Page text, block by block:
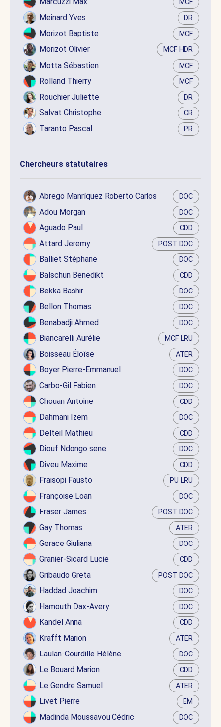
Marcuzzi Max MCF
Meinard Yves DR
Morizot Baptiste MCF
Morizot Olivier MCF HDR
Motta Sébastien MCF
Rolland Thierry MCF
Rouchier Juliette DR
Salvat Christophe CR
Taranto Pascal PR
Chercheurs statutaires
Abrego Manríquez Roberto Carlos DOC
Adou Morgan DOC
Aguado Paul CDD
Attard Jeremy POST DOC
Balliet Stéphane DOC
Balschun Benedikt CDD
Bekka Bashir DOC
Bellon Thomas DOC
Benabadji Ahmed DOC
Biancarelli Aurélie MCF LRU
Boisseau Éloïse ATER
Boyer Pierre-Emmanuel DOC
Carbo-Gil Fabien DOC
Chouan Antoine CDD
Dahmani Izem DOC
Delteil Mathieu CDD
Diouf Ndongo sene DOC
Diveu Maxime CDD
Fraisopi Fausto PU LRU
Françoise Loan DOC
Fraser James POST DOC
Gay Thomas ATER
Gerace Giuliana DOC
Granier-Sicard Lucie CDD
Gribaudo Greta POST DOC
Haddad Joachim DOC
Hamouth Dax-Avery DOC
Kandel Anna CDD
Krafft Marion ATER
Laulan-Courdille Hélène DOC
Le Bouard Marion CDD
Le Gendre Samuel ATER
Livet Pierre EM
Madinda Moussavou Cédric DOC